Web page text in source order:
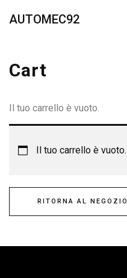
AUTOMEC92
Cart
Il tuo carrello è vuoto.
Il tuo carrello è vuoto.
RITORNA AL NEGOZIO